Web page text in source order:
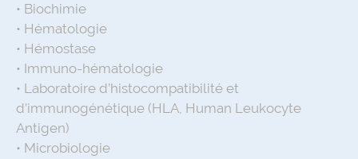
• Biochimie
• Hématologie
• Hémostase
• Immuno-hématologie
• Laboratoire d’histocompatibilité et
d’immunogénétique (HLA, Human Leukocyte
Antigen)
• Microbiologie